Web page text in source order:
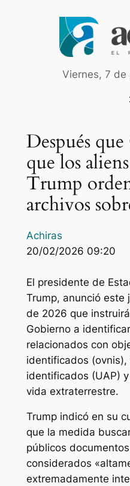
Viernes, 7
Después
que los
Trump
archivos
Achiras
20/02/2026 09:20
El presidente de
Trump, anunció este
de 2026 que
Gobierno a
relacionados con
identificados
identificados (UAP)
vida extraterrestre.
Trump indicó en su
que la medida
públicos
considerados
extremadamente